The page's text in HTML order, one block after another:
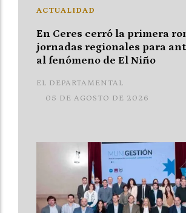
En Ceres cerró la primera
jornadas regionales para
al fenómeno de El Niño
EL DEPARTAMENTAL
ACTUALIDAD
05 DE AGOSTO DE 2026